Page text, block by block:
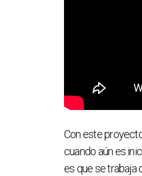
Con este
cuando aún es
es que se trabaja